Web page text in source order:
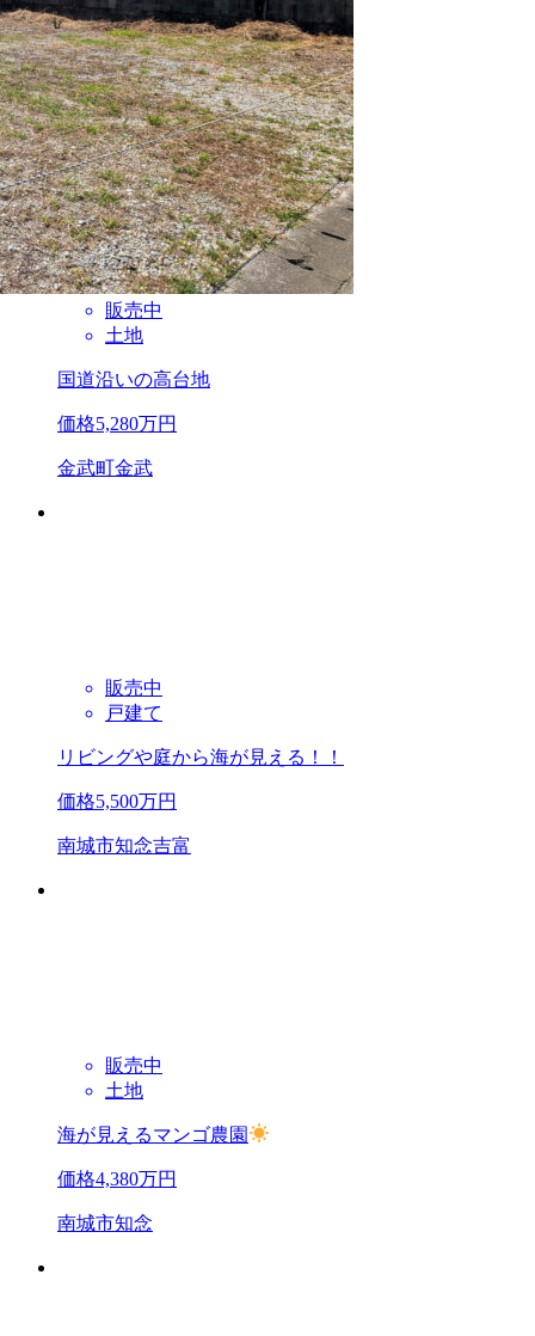
販売中
土地
国道沿いの高台地
価格5,280万円
金武町金武
販売中
戸建て
リビングや庭から海が見える！！
価格5,500万円
南城市知念吉富
販売中
土地
海が見えるマンゴ農園
価格4,380万円
南城市知念